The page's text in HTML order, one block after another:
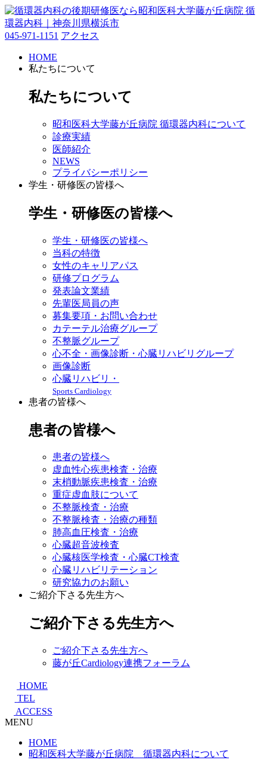
045-971-1151 アクセス
HOME
私たちについて
私たちについて
昭和医科大学藤が丘病院 循環器内科について
診療実績
医師紹介
NEWS
プライバシーポリシー
学生・研修医の皆様へ
学生・研修医の皆様へ
学生・研修医の皆様へ
当科の特徴
女性のキャリアパス
研修プログラム
発表論文業績
先輩医局員の声
募集要項・お問い合わせ
カテーテル治療グループ
不整脈グループ
心不全・画像診断・心臓リハビリグループ
画像診断
心臓リハビリ・
Sports Cardiology
患者の皆様へ
患者の皆様へ
患者の皆様へ
虚血性心疾患検査・治療
末梢動脈疾患検査・治療
重症虚血肢について
不整脈検査・治療
不整脈検査・治療の種類
肺高血圧検査・治療
心臓超音波検査
心臓核医学検査・心臓CT検査
心臓リハビリテーション
研究協力のお願い
ご紹介下さる先生方へ
ご紹介下さる先生方へ
ご紹介下さる先生方へ
藤が丘Cardiology連携フォーラム
HOME
TEL
ACCESS
MENU
HOME
昭和医科大学藤が丘病院 循環器内科について